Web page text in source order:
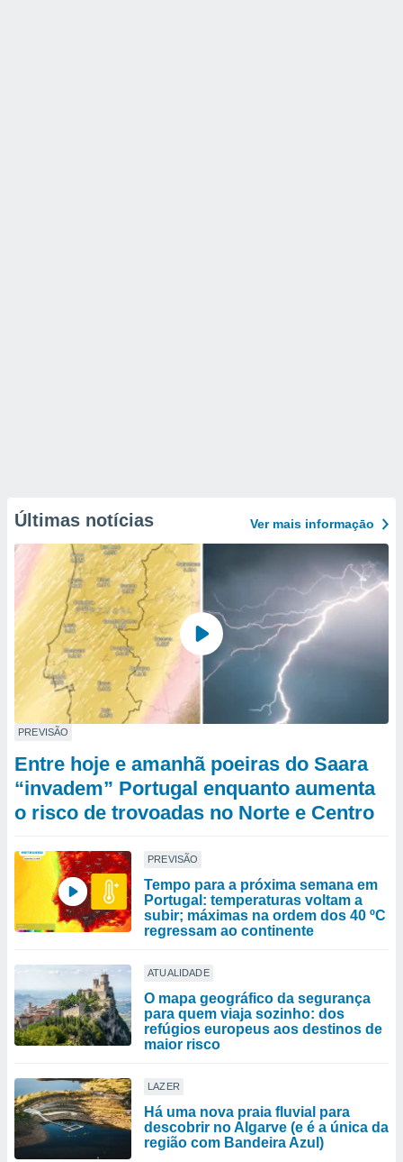
Últimas notícias Ver mais informaçāo
PREVISÃO
Entre hoje e amanhã poeiras do Saara
“invadem” Portugal enquanto aumenta
o risco de trovoadas no Norte e Centro
PREVISÃO
Tempo para a próxima semana em
Portugal: temperaturas voltam a
subir; máximas na ordem dos 40 ºC
regressam ao continente
ATUALIDADE
O mapa geográfico da segurança
para quem viaja sozinho: dos
refúgios europeus aos destinos de
maior risco
LAZER
Há uma nova praia fluvial para
descobrir no Algarve (e é a única da
região com Bandeira Azul)